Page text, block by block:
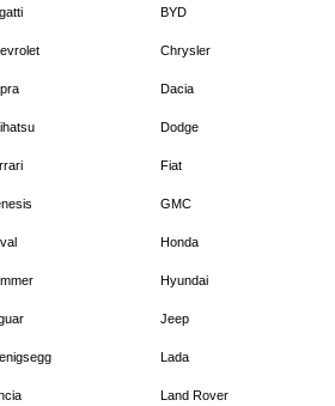
BYD
Chrysler
Dacia
Dodge
Fiat
GMC
Honda
Hyundai
Jeep
Lada
Land Rover